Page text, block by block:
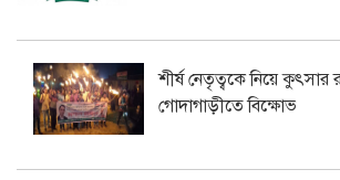
শীর্ষ নেতৃত্বকে নিয়ে কুৎসার
গোদাগাড়ীতে বিক্ষোভ